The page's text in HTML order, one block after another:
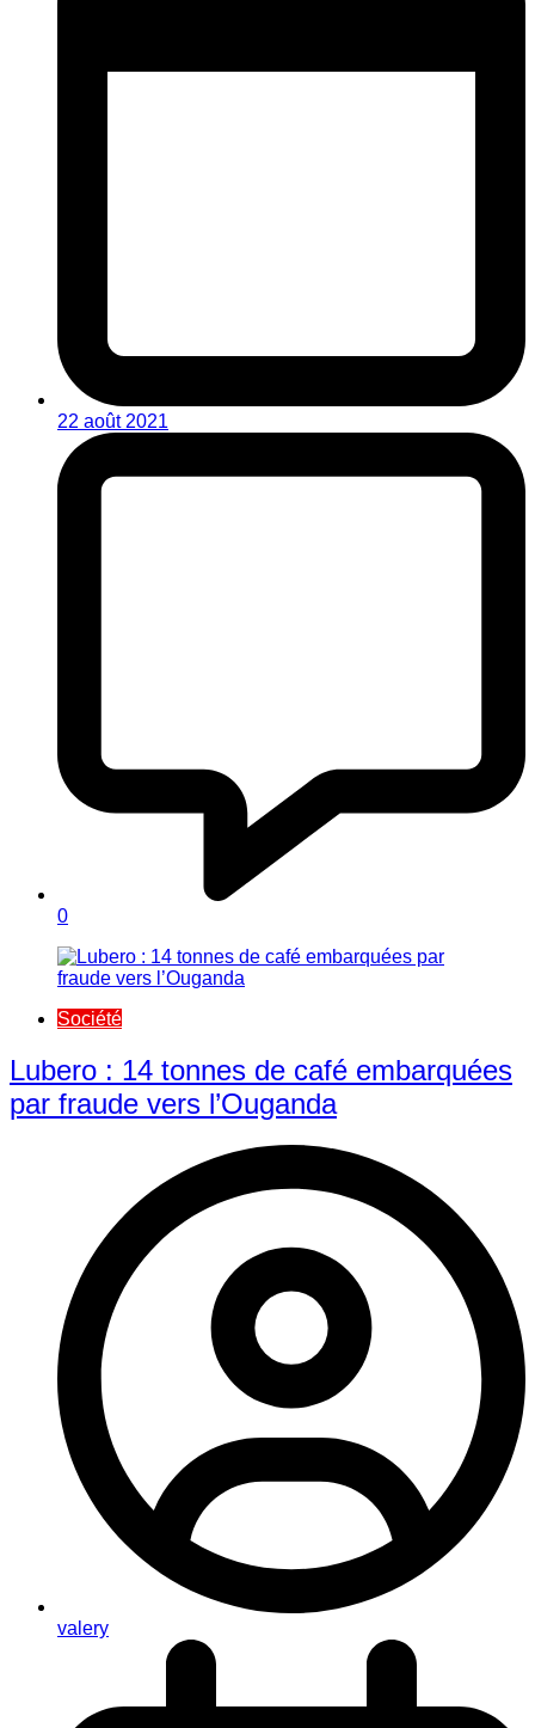
22 août 2021
0
Société
Lubero : 14 tonnes de café embarquées
par fraude vers l’Ouganda
valery